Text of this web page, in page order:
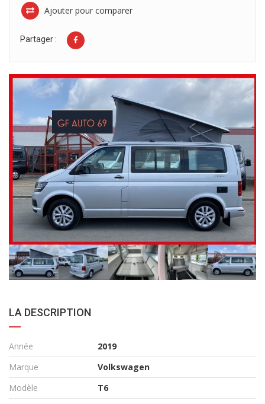
Ajouter pour comparer
Partager :
LA DESCRIPTION
Année
2019
Marque
Volkswagen
Modèle
T6